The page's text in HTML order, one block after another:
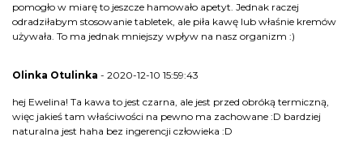
pomogło w miarę to jeszcze hamowało apetyt. Jednak raczej
odradziłabym stosowanie tabletek, ale piła kawę lub właśnie kremów
używała. To ma jednak mniejszy wpływ na nasz organizm :)
Olinka Otulinka - 2020-12-10 15:59:43
hej Ewelina! Ta kawa to jest czarna, ale jest przed obróką termiczną,
więc jakieś tam właściwości na pewno ma zachowane :D bardziej
naturalna jest haha bez ingerencji człowieka :D